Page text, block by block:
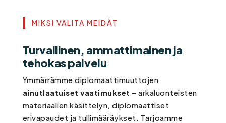
MIKSI VALITA MEIDÄT
Turvallinen, ammattimainen ja
tehokas palvelu
Ymmärrämme diplomaattimuuttojen
ainutlaatuiset vaatimukset – arkaluonteisten
materiaalien käsittelyn, diplomaattiset
erivapaudet ja tullimääräykset. Tarjoamme